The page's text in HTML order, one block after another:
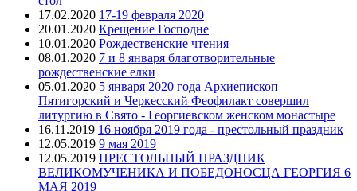
17.02.2020 17-19 февраля 2020
20.01.2020 Крещение Господне
10.01.2020 Рождественские чтения
08.01.2020 7 и 8 января благотворительные
рождественские елки
05.01.2020 5 января 2020 года Архиепископ
Пятигорский и Черкесский Феофилакт совершил
литургию в Свято - Георгиевском женском монастыре
16.11.2019 16 ноября 2019 года - престольный праздник
12.05.2019 9 мая 2019
12.05.2019 ПРЕСТОЛЬНЫЙ ПРАЗДНИК
ВЕЛИКОМУЧЕНИКА И ПОБЕДОНОСЦА ГЕОРГИЯ 6
МАЯ 2019